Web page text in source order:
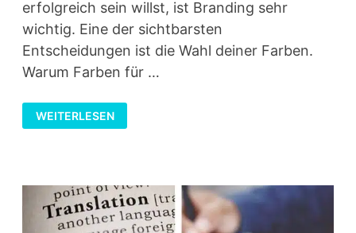
erfolgreich sein willst, ist Branding sehr
wichtig. Eine der sichtbarsten
Entscheidungen ist die Wahl deiner Farben.
Warum Farben für …
DIE
RICHTIGEN
FARBEN
WEITERLESEN